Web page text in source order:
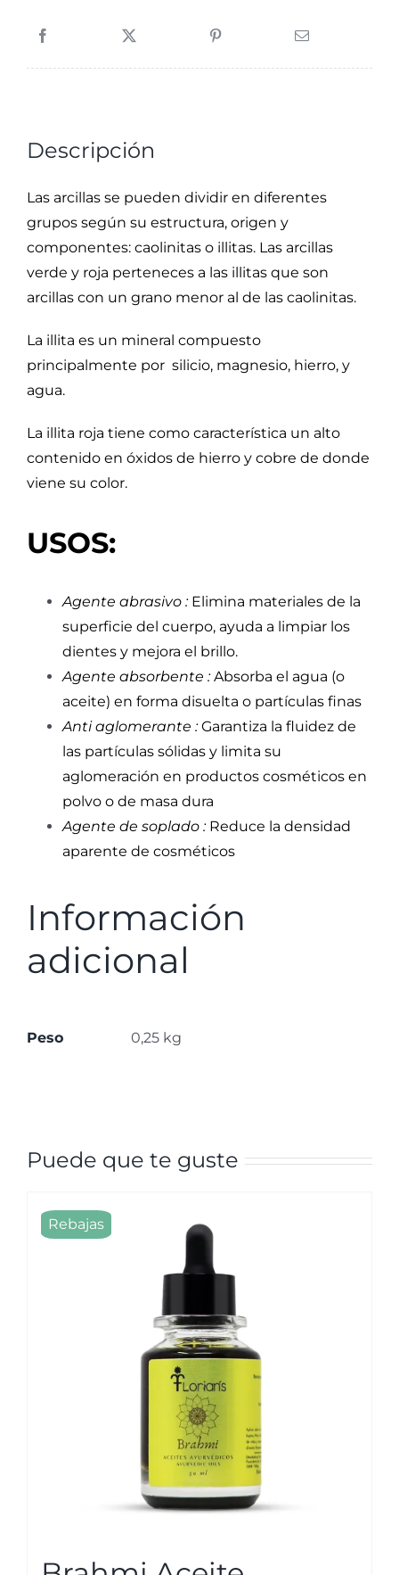
Descripción
Las arcillas se pueden dividir en diferentes
grupos según su estructura, origen y
componentes: caolinitas o illitas. Las arcillas
verde y roja perteneces a las illitas que son
arcillas con un grano menor al de las caolinitas.
La illita es un mineral compuesto
principalmente por silicio, magnesio, hierro, y
agua.
La illita roja tiene como característica un alto
contenido en óxidos de hierro y cobre de donde
viene su color.
USOS:
Agente abrasivo :Elimina materiales de la
superficie del cuerpo, ayuda a limpiar los
dientes y mejora el brillo.
Agente absorbente :Absorba el agua (o
aceite) en forma disuelta o partículas finas
Anti aglomerante :Garantiza la fluidez de
las partículas sólidas y limita su
aglomeración en productos cosméticos en
polvo o de masa dura
Agente de soplado :Reduce la densidad
aparente de cosméticos
Información
adicional
Peso 0,25 kg
Puede que te guste
Rebajas